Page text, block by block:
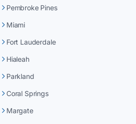
Pembroke Pines
Miami
Fort Lauderdale
Hialeah
Parkland
Coral Springs
Margate